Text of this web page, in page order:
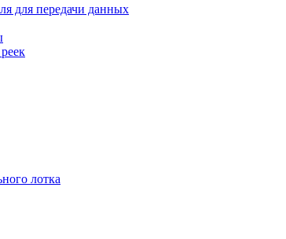
для передачи данных
лотка